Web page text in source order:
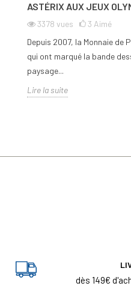
ASTÉRIX AUX JEUX
3378 vues 3 Aimé
Depuis 2007, la Monnaie de
qui ont marqué la bande
paysage...
Lire la suite
dès 149€